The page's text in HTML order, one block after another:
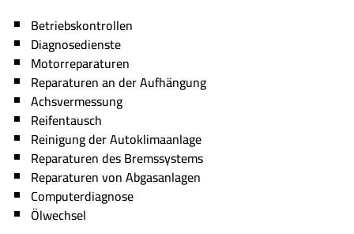
Betriebskontrollen
Diagnosedienste
Motorreparaturen
Reparaturen an der Aufhängung
Achsvermessung
Reifentausch
Reinigung der Autoklimaanlage
Reparaturen des Bremssystems
Reparaturen von Abgasanlagen
Computerdiagnose
Ölwechsel